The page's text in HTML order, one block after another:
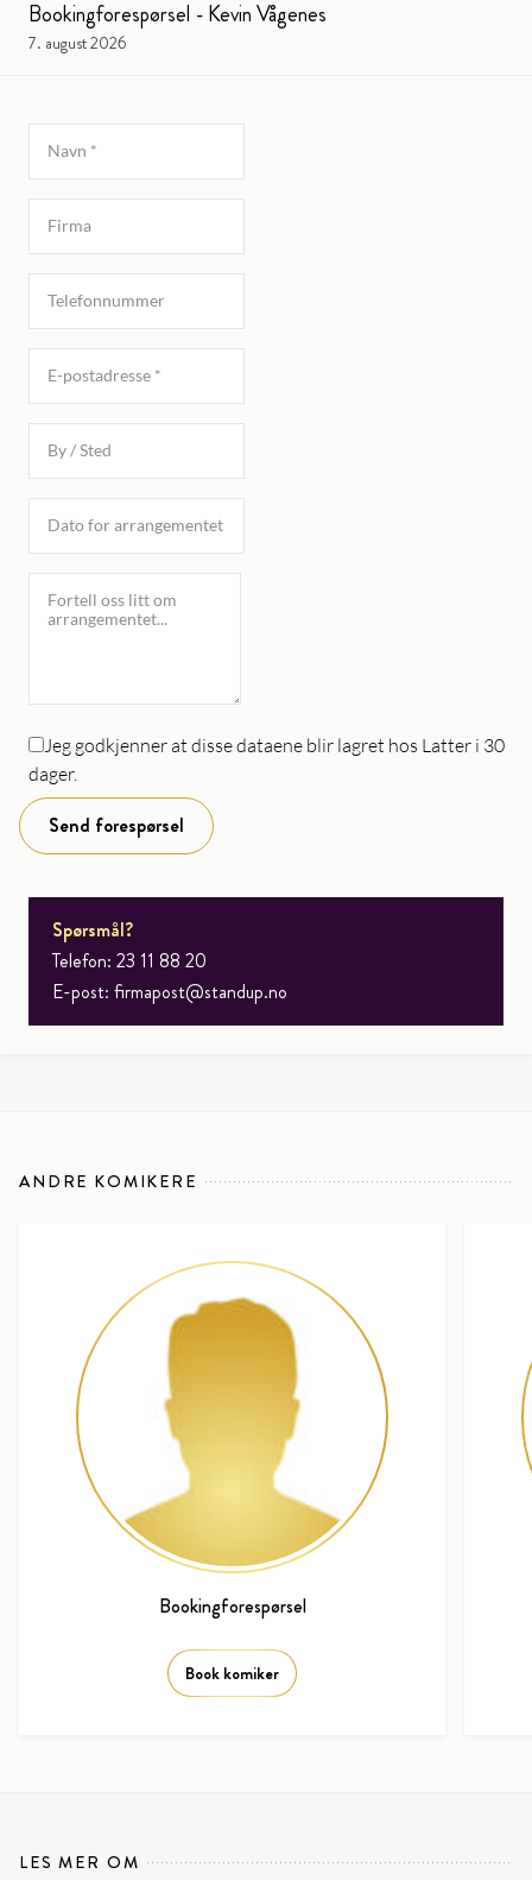
Bookingforespørsel - Kevin Vågenes
7. august 2026
Jeg godkjenner at disse dataene blir lagret hos Latter i 30
dager.
Send forespørsel
Spørsmål?
Telefon: 23 11 88 20
E-post: firmapost@standup.no
ANDRE KOMIKERE
Bookingforespørsel
Book komiker
LES MER OM